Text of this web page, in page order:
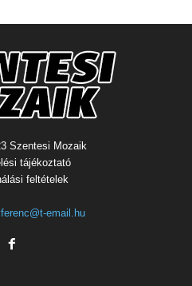
Szentesi Mozaik
tájékoztató
feltételek
email.hu